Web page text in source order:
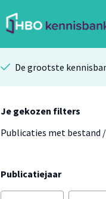
De grootste
Je gekozen filters
Publicaties met bestand /
Publicatiejaar